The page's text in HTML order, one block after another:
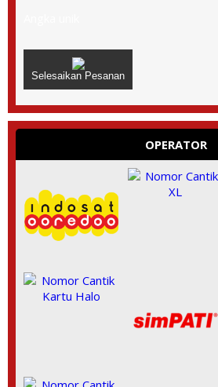
OPERATOR
Selesaikan Pesanan